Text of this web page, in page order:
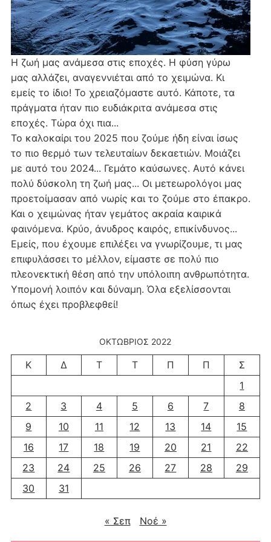
Η ζωή μας ανάμεσα στις εποχές. Η φύση γύρω
μας αλλάζει, αναγεννιέται από το χειμώνα. Κι
εμείς το ίδιο! Το χρειαζόμαστε αυτό. Κάποτε, τα
πράγματα ήταν πιο ευδιάκριτα ανάμεσα στις
εποχές. Τώρα όχι πια...
Το καλοκαίρι του 2025 που ζούμε ήδη είναι ίσως
το πιο θερμό των τελευταίων δεκαετιών. Μοιάζει
με αυτό του 2024... Γεμάτο καύσωνες. Αυτό κάνει
πολύ δύσκολη τη ζωή μας... Οι μετεωρολόγοι μας
προετοίμασαν από νωρίς και το ζούμε στο έπακρο.
Και ο χειμώνας ήταν γεμάτος ακραία καιρικά
φαινόμενα. Κρύο, άνυδρος καιρός, επικίνδυνος...
Εμείς, που έχουμε επιλέξει να γνωρίζουμε, τι μας
επιφυλάσσει το μέλλον, είμαστε σε πολύ πιο
πλεονεκτική θέση από την υπόλοιπη ανθρωπότητα.
Υπομονή λοιπόν και δύναμη. Όλα εξελίσσονται
όπως έχει προβλεφθεί!
ΟΚΤΏΒΡΙΟΣ 2022
Κ Δ Τ Τ Π Π
Σ
1
2
3 4 5 6 7
8
9
10 11 12 13 14
15
16
17 18 19 20 21
22
23
24 25 26 27 28
29
30
31
« Σεπ Νοέ »